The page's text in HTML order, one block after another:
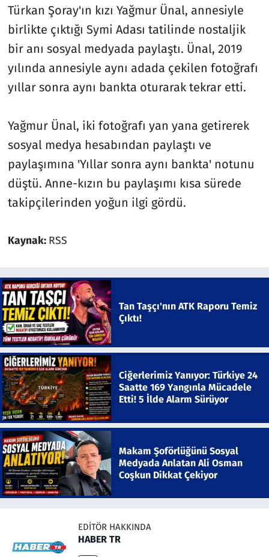
Türkan Şoray'ın kızı Yağmur Ünal, annesiyle
birlikte çıktığı Symi Adası tatilinde nostaljik
bir anı sosyal medyada paylaştı. Ünal, 2019
yılında annesiyle aynı adada çekilen fotoğrafı
yıllar sonra aynı bankta oturarak tekrar etti.
Yağmur Ünal, iki fotoğrafı yan yana getirerek
sosyal medya hesabından paylaştı ve
paylaşımına 'Yıllar sonra aynı bankta' notunu
düştü. Anne-kızın bu paylaşımı kısa sürede
takipçilerinden yoğun ilgi gördü.
Kaynak: RSS
Tan Taşçı'nın ATK Raporu Temiz
Çıktı!
Ciğerlerimiz Yanıyor: Türkiye 24
Saatte 169 Yangınla Mücadele
Etti! 5 İlde Alarm Sürüyor
Makam Şoförlüğünü Sosyal
Medyada Anlatan Ali Osman
Coşkun Dikkat Çekiyor
EDITÖR HAKKINDA
HABER TR